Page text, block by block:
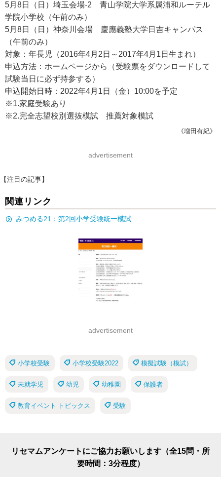
5月8日（日）埼玉会場-2 青山学院大学系属浦和ルーテル
学院小学校（午前のみ）
5月8日（日）神奈川会場 慶應義塾大学日吉キャンパス
（午前のみ）
対象：年長児（2016年4月2日～2017年4月1日生まれ）
申込方法：ホームページから（受験票をダウンロードして
試験当日に必ず持参する）
申込開始日時：2022年4月1日（金）10:00を予定
※1.家庭受験あり
※2.完全志望校別選抜模試 推薦対象模試
《増田有紀》
advertisement
【注目の記事】
関連リンク
みつめる21：第2回小学受験統一模試
advertisement
小学校受験 小学校受験2022 模擬試験（模試）
未就学児 幼児 幼稚園 保護者
教育イベント トピックス 受験
リセマムアンケートにご協力お願いします（全15問・所
要時間：3分程度）